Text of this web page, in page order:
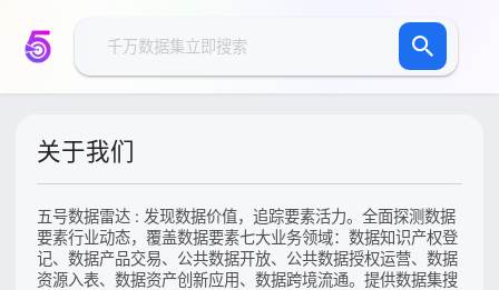
关于我们
五号数据雷达 : 发现数据价值，追踪要素活力。全面探测数据
要素行业动态，覆盖数据要素七大业务领域：数据知识产权登
记、数据产品交易、公共数据开放、公共数据授权运营、数据
资源入表、数据资产创新应用、数据跨境流通。提供数据集搜